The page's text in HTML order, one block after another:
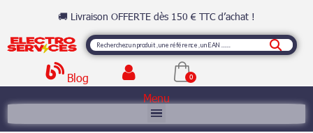
🚚 Livraison OFFERTE dès 150 € TTC d’achat !
Blog
Menu